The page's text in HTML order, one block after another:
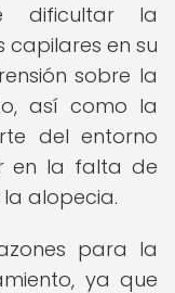
dificultar la
en su
sobre la
así como la
del entorno
en la falta de
alopecia.
para la
ya que